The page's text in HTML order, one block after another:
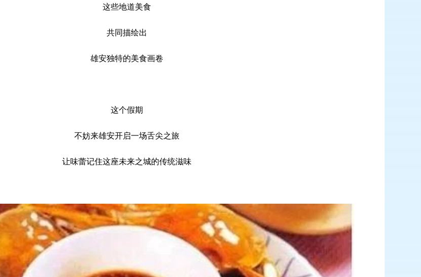
这些地道美食
共同描绘出
雄安独特的美食画卷
这个假期
不妨来雄安开启一场舌尖之旅
让味蕾记住这座未来之城的传统滋味